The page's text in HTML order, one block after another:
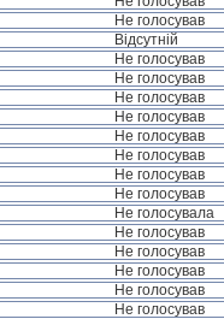
Не голосував
Відсутній
Не голосував
Не голосував
Не голосував
Не голосував
Не голосував
Не голосував
Не голосував
Не голосував
Не голосувала
Не голосував
Не голосував
Не голосував
Не голосував
Не голосував